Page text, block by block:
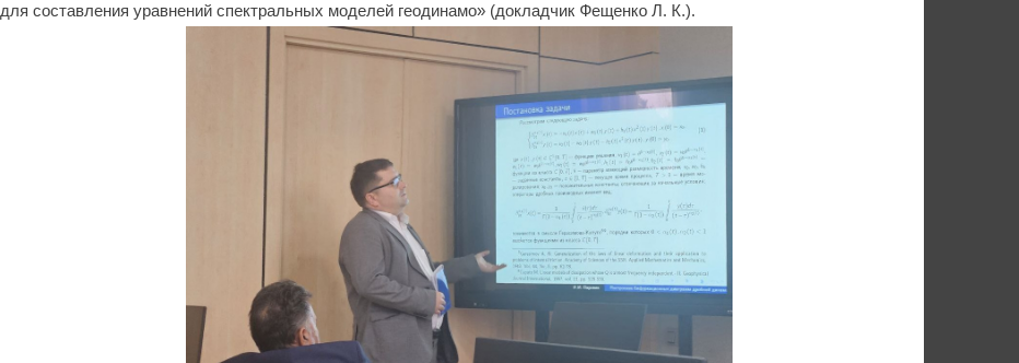
для составления уравнений спектральных моделей геодинамо» (докладчик Фещенко Л. К.).